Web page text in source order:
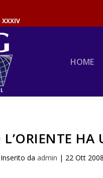
HOME
Inserito daadmin | 22 Ott 2008